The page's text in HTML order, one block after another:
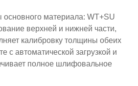
материала: WT+SU
верхней и нижней части,
калибровку толщины обеих
с автоматической загрузкой и
полное шлифовальное